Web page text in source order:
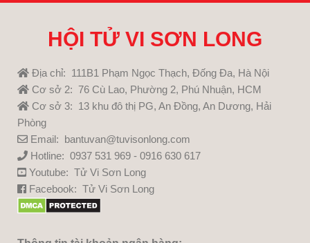
HỘI TỬ VI SƠN LONG
Địa chỉ: 111B1 Phạm Ngọc Thạch, Đống Đa, Hà Nội
Cơ sở 2: 76 Cù Lao, Phường 2, Phú Nhuận, HCM
Cơ sở 3: 13 khu đô thị PG, An Đồng, An Dương, Hải
Phòng
Email: bantuvan@tuvisonlong.com
Hotline: 0937 531 969 - 0916 630 617
Youtube: Tử Vi Sơn Long
Facebook: Tử Vi Sơn Long